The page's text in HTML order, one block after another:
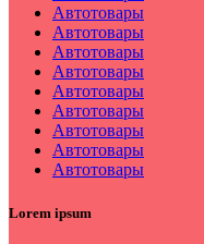
Автотовары
Автотовары
Автотовары
Автотовары
Автотовары
Автотовары
Автотовары
Автотовары
Автотовары
Lorem ipsum